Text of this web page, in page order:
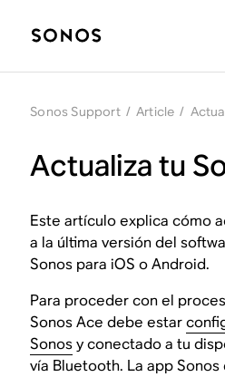
Sonos Support / Article /
Actualiza tu
Este artículo explica cómo
a la última versión del
Sonos para iOS o Android.
Para proceder con el
Sonos Ace debe estar
Sonosy conectado a tu
vía Bluetooth. La app